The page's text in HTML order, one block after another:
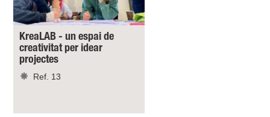
KreaLAB - un espai de
creativitat per idear
projectes
Ref. 13